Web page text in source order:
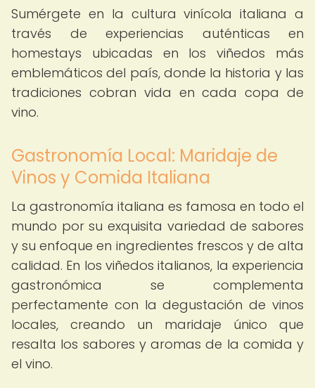
Sumérgete en la cultura vinícola italiana a
través de experiencias auténticas en
homestays ubicadas en los viñedos más
emblemáticos del país, donde la historia y las
tradiciones cobran vida en cada copa de
vino.
Gastronomía Local: Maridaje de
Vinos y Comida Italiana
La gastronomía italiana es famosa en todo el
mundo por su exquisita variedad de sabores
y su enfoque en ingredientes frescos y de alta
calidad. En los viñedos italianos, la experiencia
gastronómica se complementa
perfectamente con la degustación de vinos
locales, creando un maridaje único que
resalta los sabores y aromas de la comida y
el vino.